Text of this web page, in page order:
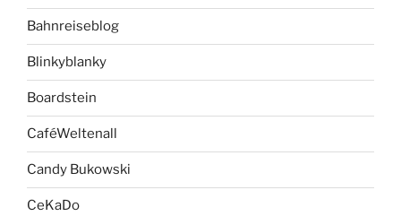
Bahnreiseblog
Blinkyblanky
Boardstein
CaféWeltenall
Candy Bukowski
CeKaDo